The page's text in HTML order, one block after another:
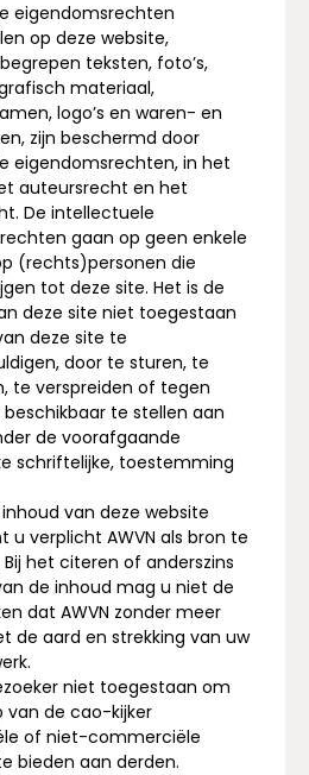
eigendomsrechten
op deze website,
teksten, foto’s,
materiaal,
logo’s en waren- en
zijn beschermd door
eigendomsrechten, in het
auteursrecht en het
De intellectuele
gaan op geen enkele
(rechts)personen die
tot deze site. Het is de
deze site niet toegestaan
deze site te
door te sturen, te
te verspreiden of tegen
te stellen aan
de voorafgaande
schriftelijke, toestemming
van deze website
u verplicht AWVN als bron te
het citeren of anderszins
de inhoud mag u niet de
dat AWVN zonder meer
de aard en strekking van uw
niet toegestaan om
van de cao-kijker
of niet-commerciële
bieden aan derden.